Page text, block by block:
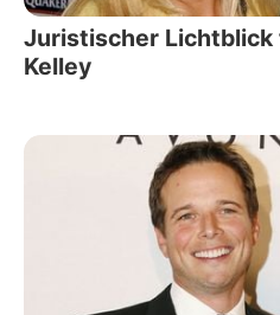
Juristischer Lichtblick
Kelley